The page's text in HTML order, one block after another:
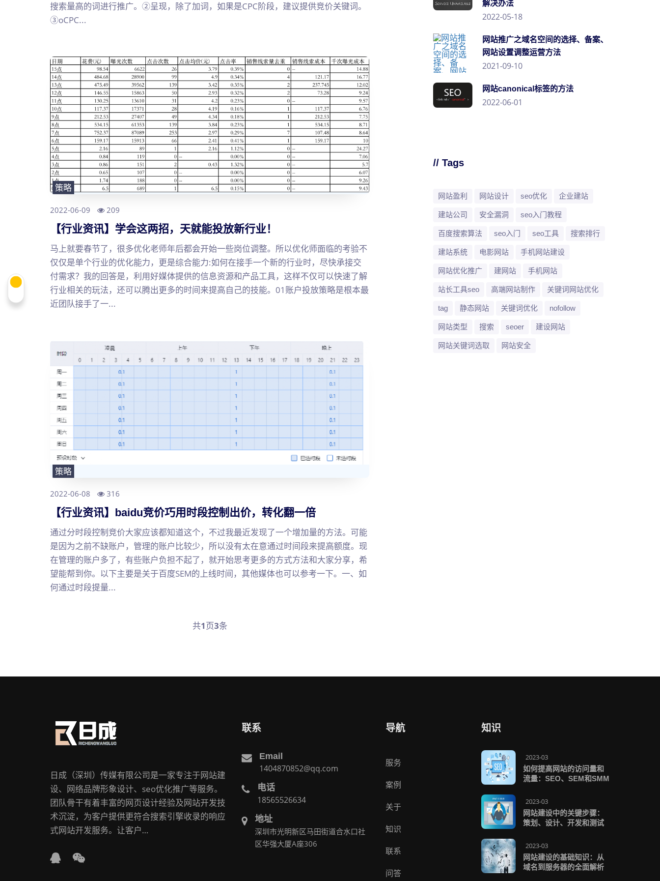
搜索量高的词进行推广。②呈现，除了加词，如果是CPC阶段，建议提供竞价关键词。
③oCPC...
策略
2022-06-09 209
【行业资讯】学会这两招，天就能投放新行业！
马上就要春节了，很多优化老师年后都会开始一些岗位调整。所以优化师面临的考验不
仅仅是单个行业的优化能力，更是综合能力:如何在接手一个新的行业时，尽快承接交
付需求？我的回答是，利用好媒体提供的信息资源和产品工具，这样不仅可以快速了解
行业相关的玩法，还可以腾出更多的时间来提高自己的技能。01账户投放策略是根本最
近团队接手了一...
策略
2022-06-08 316
【行业资讯】baidu竞价巧用时段控制出价，转化翻一倍
通过分时段控制竞价大家应该都知道这个，不过我最近发现了一个增加量的方法。可能
是因为之前不缺账户，管理的账户比较少，所以没有太在意通过时间段来提高额度。现
在管理的账户多了，有些账户负担不起了，就开始思考更多的方式方法和大家分享，希
望能帮到你。以下主要是关于百度SEM的上线时间，其他媒体也可以参考一下。一、如
何通过时段提量...
共1页3条
解决办法
2022-05-18
网站推广之域名空间的选择、备案、
网站设置调整运营方法
2021-09-10
网站canonical标签的方法
2022-06-01
// Tags
网站盈利 网站设计 seo优化 企业建站
建站公司 安全漏洞 seo入门教程
百度搜索算法 seo入门 seo工具 搜索排行
建站系统 电影网站 手机网站建设
网站优化推广 建网站 手机网站
站长工具seo 高端网站制作 关键词网站优化
tag 静态网站 关键词优化 nofollow
网站类型 搜索 seoer 建设网站
网站关键词选取 网站安全
日成（深圳）传媒有限公司是一家专注于网站建
设、网络品牌形象设计、seo优化推广等服务。
团队骨干有着丰富的网页设计经验及网站开发技
术沉淀，为客户提供更符合搜索引擎收录的响应
式网站开发服务。让客户…
联系
Email
1404870852@qq.com
电话
18565526634
地址
深圳市光明新区马田街道合水口社
区华强大厦A座306
导航
服务
案例
关于
知识
联系
问答
知识
2023-03
如何提高网站的访问量和
流量：SEO、SEM和SMM
2023-03
网站建设中的关键步骤：
策划、设计、开发和测试
2023-03
网站建设的基础知识：从
域名到服务器的全面解析